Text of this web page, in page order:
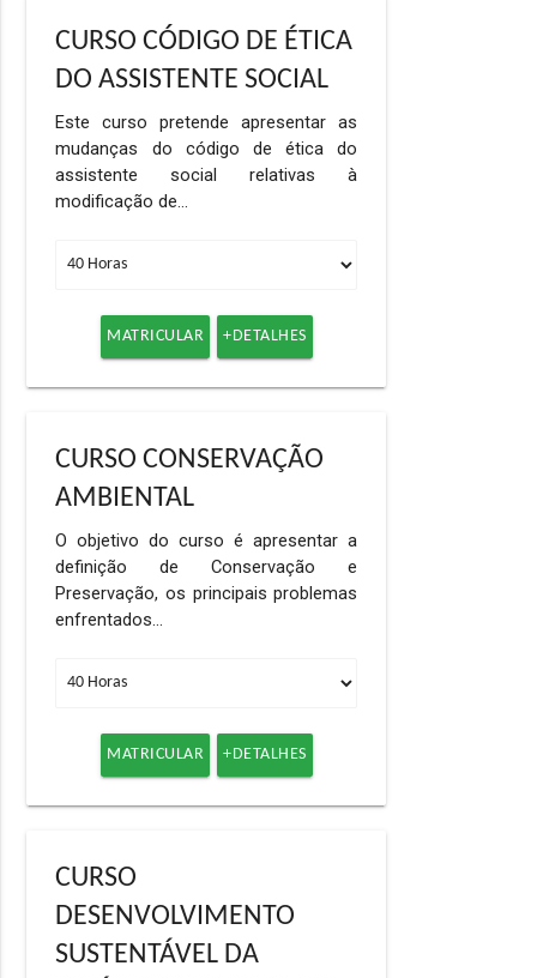
CURSO CÓDIGO DE ÉTICA
DO ASSISTENTE SOCIAL
Este curso pretende apresentar as
mudanças do código de ética do
assistente social relativas à
modificação de…
MATRICULAR +DETALHES
CURSO CONSERVAÇÃO
AMBIENTAL
O objetivo do curso é apresentar a
definição de Conservação e
Preservação, os principais problemas
enfrentados…
MATRICULAR +DETALHES
CURSO
DESENVOLVIMENTO
SUSTENTÁVEL DA